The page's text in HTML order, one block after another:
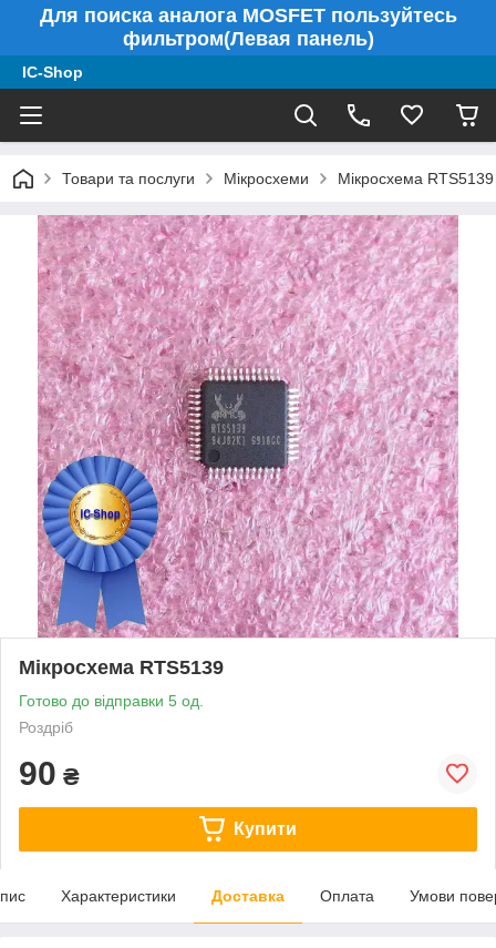
Для поиска аналога MOSFET пользуйтесь
фильтром(Левая панель)
IC-Shop
Товари та послуги Мікросхеми Мікросхема RTS5139
Мікросхема RTS5139
Готово до відправки 5 од.
Роздріб
90 ₴
Купити
Характеристики Доставка Оплата Умови